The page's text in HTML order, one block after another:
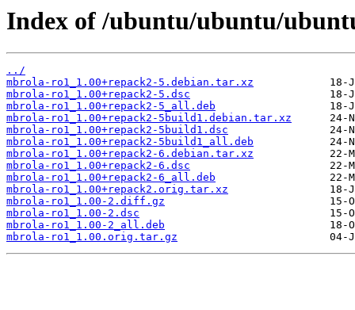
Index of /ubuntu/ubuntu/
../
mbrola-ro1_1.00+repack2-5.debian.tar.xz
mbrola-ro1_1.00+repack2-5.dsc
mbrola-ro1_1.00+repack2-5_all.deb
mbrola-ro1_1.00+repack2-5build1.debian.tar.xz
mbrola-ro1_1.00+repack2-5build1.dsc
mbrola-ro1_1.00+repack2-5build1_all.deb
mbrola-ro1_1.00+repack2-6.debian.tar.xz
mbrola-ro1_1.00+repack2-6.dsc
mbrola-ro1_1.00+repack2-6_all.deb
mbrola-ro1_1.00+repack2.orig.tar.xz
mbrola-ro1_1.00-2.diff.gz
mbrola-ro1_1.00-2.dsc
mbrola-ro1_1.00-2_all.deb
mbrola-ro1_1.00.orig.tar.gz